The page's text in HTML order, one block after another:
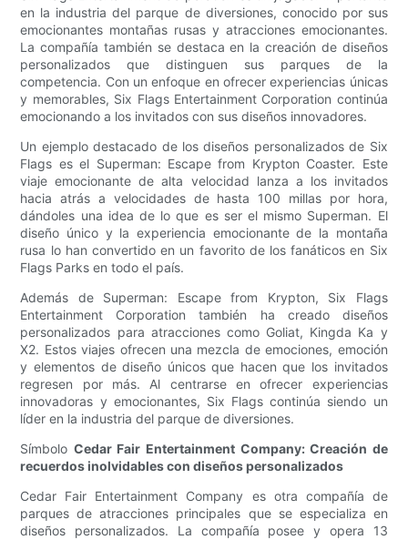
en la industria del parque de diversiones, conocido por sus
emocionantes montañas rusas y atracciones emocionantes.
La compañía también se destaca en la creación de diseños
personalizados que distinguen sus parques de la
competencia. Con un enfoque en ofrecer experiencias únicas
y memorables, Six Flags Entertainment Corporation continúa
emocionando a los invitados con sus diseños innovadores.
Un ejemplo destacado de los diseños personalizados de Six
Flags es el Superman: Escape from Krypton Coaster. Este
viaje emocionante de alta velocidad lanza a los invitados
hacia atrás a velocidades de hasta 100 millas por hora,
dándoles una idea de lo que es ser el mismo Superman. El
diseño único y la experiencia emocionante de la montaña
rusa lo han convertido en un favorito de los fanáticos en Six
Flags Parks en todo el país.
Además de Superman: Escape from Krypton, Six Flags
Entertainment Corporation también ha creado diseños
personalizados para atracciones como Goliat, Kingda Ka y
X2. Estos viajes ofrecen una mezcla de emociones, emoción
y elementos de diseño únicos que hacen que los invitados
regresen por más. Al centrarse en ofrecer experiencias
innovadoras y emocionantes, Six Flags continúa siendo un
líder en la industria del parque de diversiones.
Símbolo Cedar Fair Entertainment Company: Creación de
recuerdos inolvidables con diseños personalizados
Cedar Fair Entertainment Company es otra compañía de
parques de atracciones principales que se especializa en
diseños personalizados. La compañía posee y opera 13